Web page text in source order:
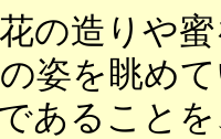
の造りや蜜
姿を眺め
あること